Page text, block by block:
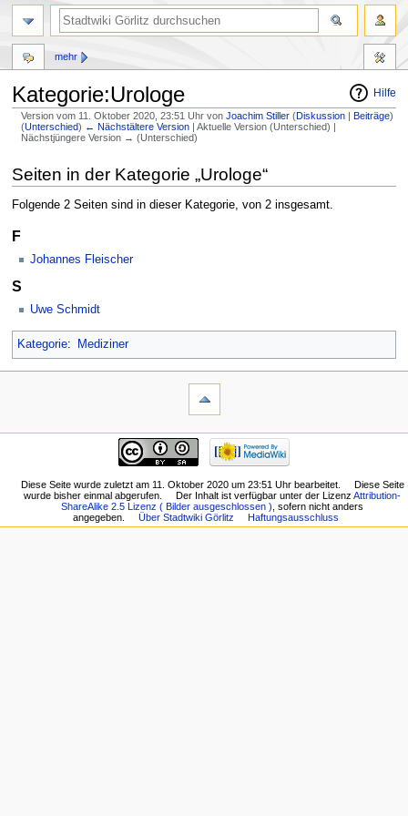
Hilfe
Kategorie:Urologe
Version vom 11. Oktober 2020, 23:51 Uhr vonJoachim Stiller (Diskussion Beiträge)
(Unterschied) ← Nächstältere Version | Aktuelle Version (Unterschied) |
Nächstjüngere Version → (Unterschied)
Navigation
springen
Suche
springen
Seiten in der Kategorie „Urologe“
Folgende 2 Seiten sind in dieser Kategorie, von 2 insgesamt.
F
Johannes Fleischer
S
Uwe Schmidt
Kategorie: Mediziner
mehr
Diese Seite wurde zuletzt am 11. Oktober 2020 um 23:51 Uhr bearbeitet.
Diese Seite
wurde bisher einmal abgerufen.
Der Inhalt ist verfügbar unter der LizenzAttribution-
ShareAlike 2.5 Lizenz ( Bilder ausgeschlossen ), sofern nicht anders
angegeben.
Über Stadtwiki Görlitz Haftungsausschluss